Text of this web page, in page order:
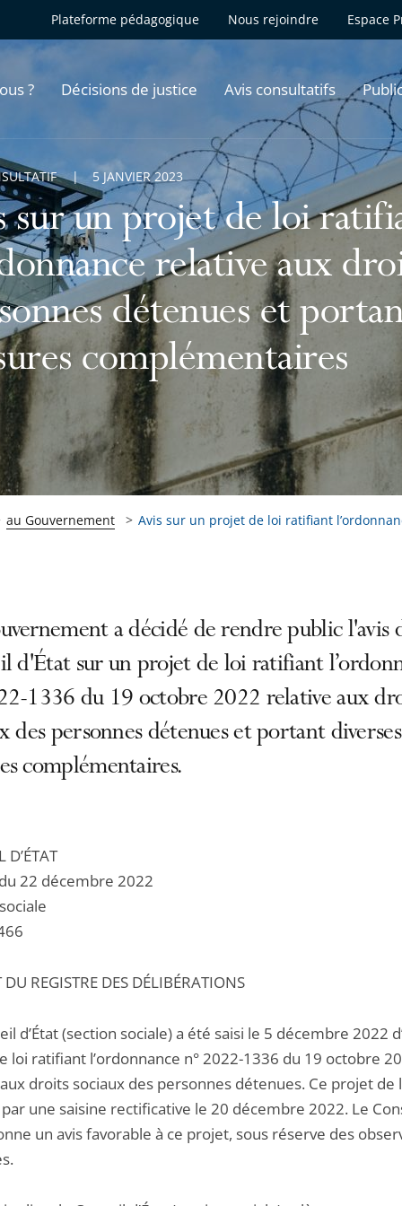
Plateforme pédagogique Nous rejoindre Espace
? Décisions de justice Avis consultatifs
sur un projet de loi
relative aux
détenues et
complémentaires
5 JANVIER 2023
au Gouvernement Avis sur un projet de loi ratifiant
a décidé de rendre public l'avis
d'État sur un projet de loi ratifiant
1336 du 19 octobre 2022 relative aux
des personnes détenues et portant diverses
complémentaires.
D’ÉTAT
22 décembre 2022
DU REGISTRE DES DÉLIBÉRATIONS
d’État (section sociale) a été saisi le 5 décembre 2022
loi ratifiant l’ordonnance n° 2022-1336 du 19 octobre
droits sociaux des personnes détenues. Ce projet de
une saisine rectificative le 20 décembre 2022. Le
un avis favorable à ce projet, sous réserve des